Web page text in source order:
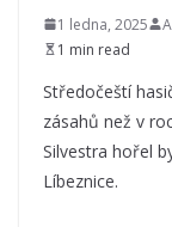
1 ledna, 2025
1 min read
Středočeští
zásahů než v
Silvestra hořel
Líbeznice.